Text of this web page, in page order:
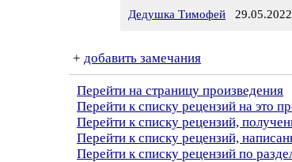
Дедушка Тимофей
+ добавить замечания
Перейти на страницу произведения
Перейти к списку рецензий на это
Перейти к списку рецензий,
Перейти к списку рецензий,
Перейти к списку рецензий по